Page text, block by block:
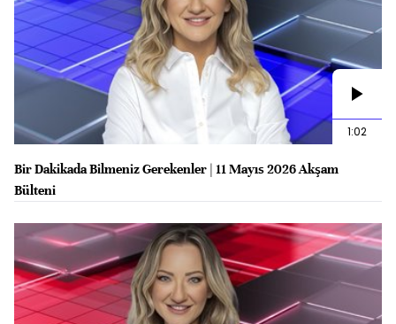
1:02
Bir Dakikada Bilmeniz Gerekenler | 11 Mayıs 2026 Akşam
Bülteni